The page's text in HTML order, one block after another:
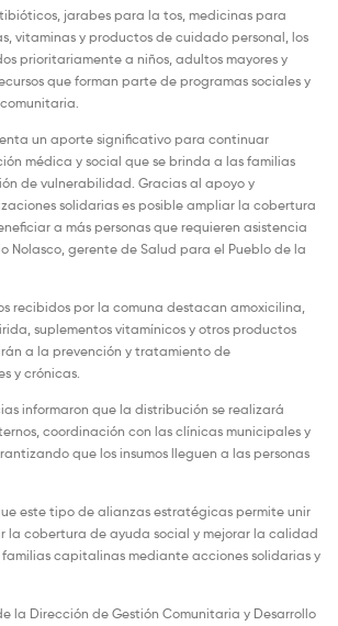
jarabes para la tos, medicinas para
vitaminas y productos de cuidado personal, los
prioritariamente a niños, adultos mayores y
que forman parte de programas sociales y
un aporte significativo para continuar
médica y social que se brinda a las familias
de vulnerabilidad. Gracias al apoyo y
solidarias es posible ampliar la cobertura
a más personas que requieren asistencia
Nolasco, gerente de Salud para el Pueblo de la
recibidos por la comuna destacan amoxicilina,
suplementos vitamínicos y otros productos
a la prevención y tratamiento de
y crónicas.
informaron que la distribución se realizará
coordinación con las clínicas municipales y
que los insumos lleguen a las personas
este tipo de alianzas estratégicas permite unir
la cobertura de ayuda social y mejorar la calidad
capitalinas mediante acciones solidarias y
la Dirección de Gestión Comunitaria y Desarrollo